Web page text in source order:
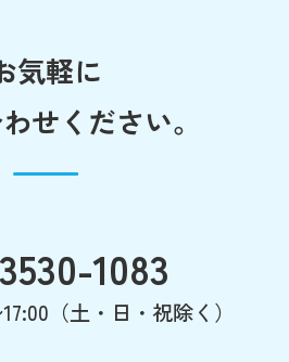
気軽に
せください。
1083
（土・日・祝除く）